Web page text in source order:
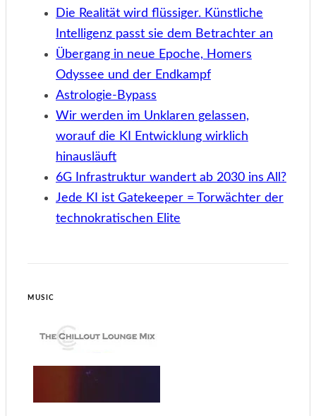
Die Realität wird flüssiger. Künstliche
Intelligenz passt sie dem Betrachter an
Übergang in neue Epoche, Homers
Odyssee und der Endkampf
Astrologie-Bypass
Wir werden im Unklaren gelassen,
worauf die KI Entwicklung wirklich
hinausläuft
6G Infrastruktur wandert ab 2030 ins All?
Jede KI ist Gatekeeper = Torwächter der
technokratischen Elite
MUSIC